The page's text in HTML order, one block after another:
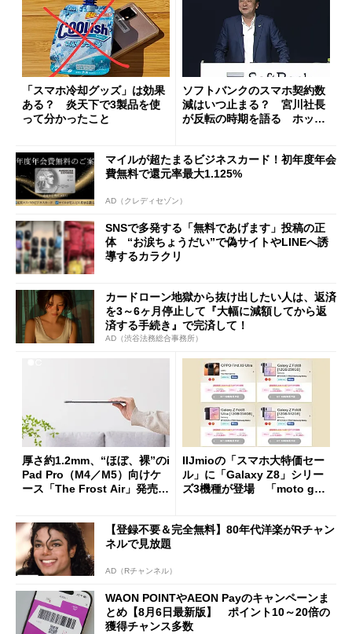
「スマホ冷却グッズ」は効果
ある？ 炎天下で3製品を使
って分かったこと
ソフトバンクのスマホ契約数
減はいつ止まる？ 宮川社長
が反転の時期を語る ホッピ
マイルが超たまるビジネスカード！初年度年会
費無料で還元率最大1.125%
AD（クレディセゾン）
SNSで多発する「無料であげます」投稿の正
体 “お涙ちょうだい”で偽サイトやLINEへ誘
導するカラクリ
カードローン地獄から抜け出したい人は、返済
を3～6ヶ月停止して『大幅に減額してから返
済する手続き』で完済して！
AD（渋谷法務総合事務所）
厚さ約1.2mm、“ほぼ、裸”のi
Pad Pro（M4／M5）向けケ
ース「The Frost Air」発売
IIJmioの「スマホ大特価セー
ル」に「Galaxy Z8」シリー
ズ3機種が登場 「moto g37
【登録不要＆完全無料】80年代洋楽がRチャン
ネルで見放題
AD（Rチャンネル）
WAON POINTやAEON Payのキャンペーンま
とめ【8月6日最新版】 ポイント10～20倍の
獲得チャンス多数